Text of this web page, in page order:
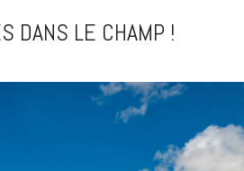
DANS LE CHAMP !